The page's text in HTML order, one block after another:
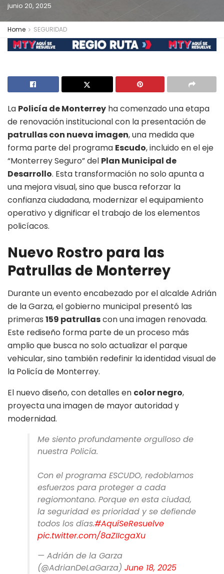
junio 20, 2025
Home SEGURIDAD
La Policía de Monterrey ha comenzado una etapa
de renovación institucional con la presentación de
patrullas con nueva imagen, una medida que
forma parte del programa Escudo, incluido en el eje
“Monterrey Seguro” del Plan Municipal de
Desarrollo. Esta transformación no solo apunta a
una mejora visual, sino que busca reforzar la
confianza ciudadana, modernizar el equipamiento
operativo y dignificar el trabajo de los elementos
policíacos.
Nuevo Rostro para las
Patrullas de Monterrey
Durante un evento encabezado por el alcalde Adrián
de la Garza, el gobierno municipal presentó las
primeras 159 patrullascon una imagen renovada.
Este rediseño forma parte de un proceso más
amplio que busca no solo actualizar el parque
vehicular, sino también redefinir la identidad visual de
la Policía de Monterrey.
El nuevo diseño, con detalles en color negro,
proyecta una imagen de mayor autoridad y
modernidad.
Me siento profundamente orgulloso de
nuestra Policía.
Con el programa ESCUDO, redoblamos
esfuerzos para proteger a cada
regiomontano. Porque en esta ciudad,
la seguridad es prioridad y se defiende
todos los días.#AquíSeResuelve
pic.twitter.com/8aZIIcgaXu
— Adrián de la Garza
(@AdrianDeLaGarza) June 18, 2025